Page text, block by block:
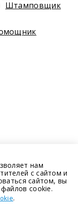
Штамповщик
нам
с сайтом и
сайтом, вы
cookie.
.